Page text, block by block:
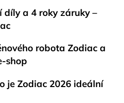
díly a 4 roky záruky –
robota Zodiac a
shop
je Zodiac 2026 ideální